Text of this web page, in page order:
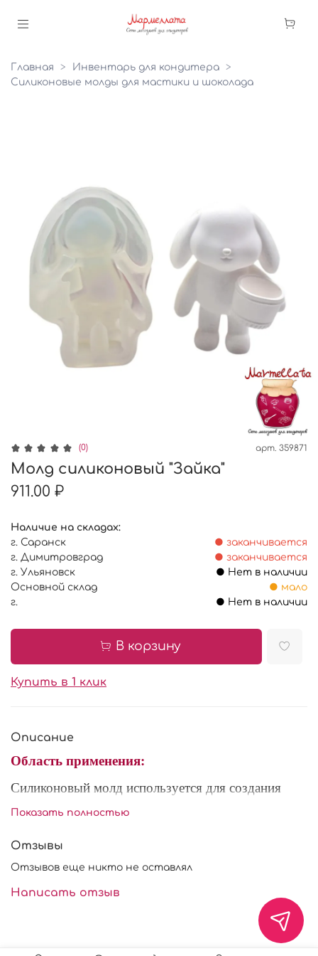
Главная
Инвентарь для кондитера
Силиконовые молды для мастики и шоколада
(0) арт. 359871
Молд силиконовый "Зайка"
911.00 ₽
Наличие на складах:
г. Саранск
● заканчивается
г. Димитровград
● заканчивается
г. Ульяновск
● Нет в наличии
Основной склад
● мало
г.
● Нет в наличии
В корзину
Купить в 1 клик
Описание
Область применения:
Силиконовый молд используется для создания
украшений и декора из шоколада, мастики и
посыпать внутреннюю часть молда сахарной
готового изделия. Форма многоразового
использования.
Показать полностью
Отзывы
Отзывов еще никто не оставлял
Написать отзыв